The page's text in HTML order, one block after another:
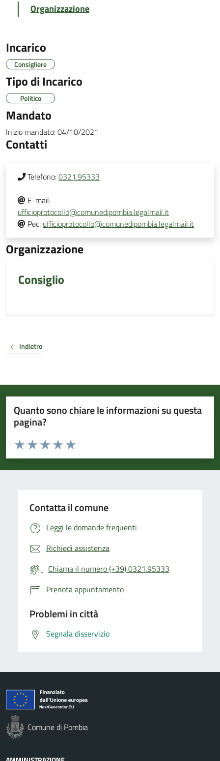
Organizzazione
Incarico
Consigliere
Tipo di Incarico
Politico
Mandato
Inizio mandato:04/10/2021
Contatti
Telefono:0321.95333
E-mail:
ufficioprotocollo@comunedipombia.legalmail.it
Pec: ufficioprotocollo@comunedipombia.legalmail.it
Organizzazione
Consiglio
Indietro
Quanto sono chiare le informazioni su questa
pagina?
Valuta da 1 a 5 stelle la pagina
Valuta 5 stelle su 5
Valuta 4 stelle su 5
Valuta 3 stelle su 5
Valuta 2 stelle su 5
Valuta 1 stelle su 5
Contatta il comune
Leggi le domande frequenti
Richiedi assistenza
Chiama il numero (+39) 0321.95333
Prenota appuntamento
Problemi in città
Segnala disservizio
Comune di Pombia